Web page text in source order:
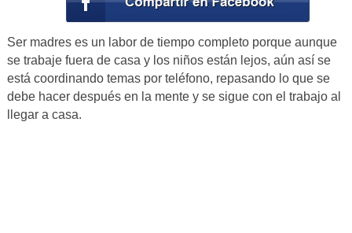
Ser madres es un labor de tiempo completo porque aunque
se trabaje fuera de casa y los niños están lejos, aún así se
está coordinando temas por teléfono, repasando lo que se
debe hacer después en la mente y se sigue con el trabajo al
llegar a casa.